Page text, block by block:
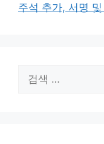
주석 추가, 서명
색: